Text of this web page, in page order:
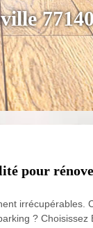
pour
irrécupérables.
?